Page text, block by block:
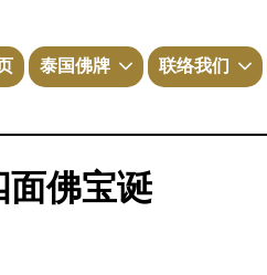
泰国佛牌 联络我们
佛宝诞